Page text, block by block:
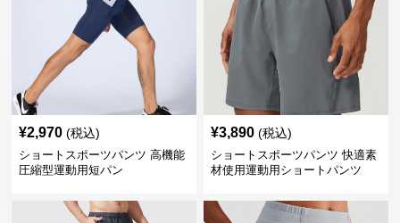
¥2,970 (税込)
ショートスポーツパンツ 高機能
圧縮型運動用短パン
¥3,890 (税込)
ショートスポーツパンツ 快適素
材使用運動用ショートパンツ